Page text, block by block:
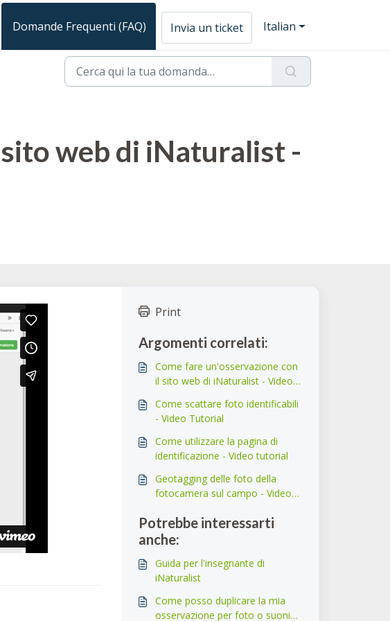
Domande Frequenti (FAQ) Invia un ticket Italian
web di iNaturalist -
Print
Argomenti correlati:
Come fare un'osservazione con
il sito web di iNaturalist - Video
Come scattare foto identificabili
- Video Tutorial
Come utilizzare la pagina di
identificazione - Video tutorial
Geotagging delle foto della
fotocamera sul campo - Video
Potrebbe interessarti
anche:
Guida per l'insegnante di
iNaturalist
Come posso duplicare la mia
osservazione per foto o suoni